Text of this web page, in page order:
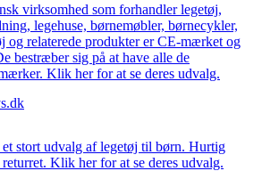
virksomhed som forhandler legetøj,
legehuse, børnemøbler, børnecykler,
og relaterede produkter er CE-mærket og
bestræber sig på at have alle de
Klik her for at se deres udvalg.
stort udvalg af legetøj til børn. Hurtig
Klik her for at se deres udvalg.